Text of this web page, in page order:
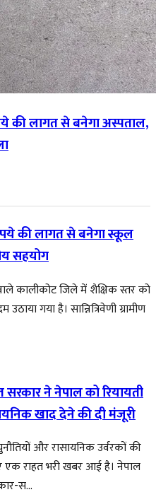
की लागत से बनेगा अस्पताल,
की लागत से बनेगा स्कूल
सहयोग
कालीकोट जिले में शैक्षिक स्तर को
गया है। सान्नित्रिवेणी ग्रामीण
ने नेपाल को रियायती
खाद देने की दी मंजूरी
और रासायनिक उर्वरकों की
राहत भरी खबर आई है। नेपाल
स...